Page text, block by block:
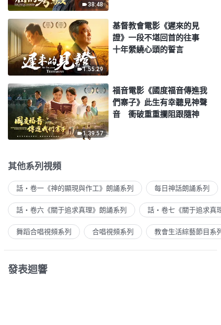
38:48
1:55:29
基督教會電影《遲來的見
證》一段不堪回首的往事
十年縈繞心頭的誓言
1:39:57
福音電影《國度福音傳進我
們寨子》此生有幸聽見神聲
音 衝破重重攔阻跟隨神
其他系列視頻
話・卷一《神的顯現與作工》朗誦系列 每日神話朗誦系列
話・卷六《關于追求真理》朗誦系列 話・卷七《關于追求真
舞蹈合唱視頻系列 合唱視頻系列 教會生活綜藝節目系
發表迴響